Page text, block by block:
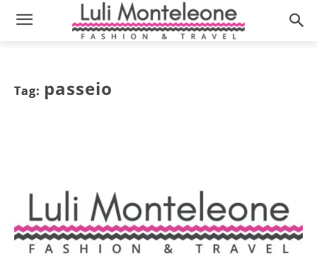
Tag: passeio